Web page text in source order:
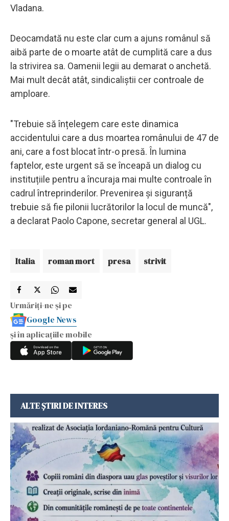
Vladana.
Deocamdată nu este clar cum a ajuns românul să
aibă parte de o moarte atât de cumplită care a dus
la strivirea sa. Oamenii legii au demarat o anchetă.
Mai mult decât atât, sindicaliștii cer controale de
amploare.
"Trebuie să înțelegem care este dinamica
accidentului care a dus moartea românului de 47 de
ani, care a fost blocat într-o presă. În lumina
faptelor, este urgent să se înceapă un dialog cu
instituțiile pentru a încuraja mai multe controale în
cadrul întreprinderilor. Prevenirea și siguranță
trebuie să fie pilonii lucrătorilor la locul de muncă",
a declarat Paolo Capone, secretar general al UGL.
Italia roman mort presa strivit
Urmăriți-ne și pe
Google News
și în aplicațiile mobile
ALTE ȘTIRI DE INTERES